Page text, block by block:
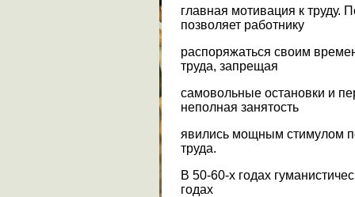
главная мотивация к труду.
позволяет работнику
распоряжаться своим
труда, запрещая
самовольные остановки и
неполная занятость
явились мощным стимулом
труда.
В 50-60-х годах
годах